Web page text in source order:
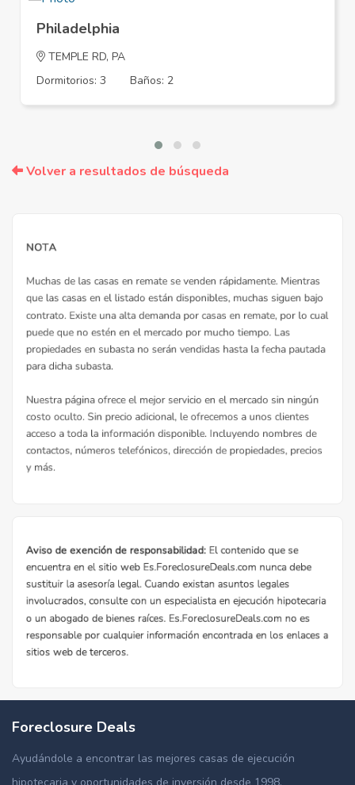
Philadelphia
TEMPLE RD, PA
Dormitorios: 3
Baños: 2
Volver a resultados de búsqueda
Foreclosure Deals
Ayudándole a encontrar las mejores casas de ejecución